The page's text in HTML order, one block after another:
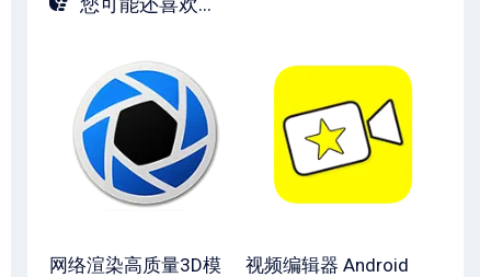
网络渲染高质量3D模
视频编辑器 Android